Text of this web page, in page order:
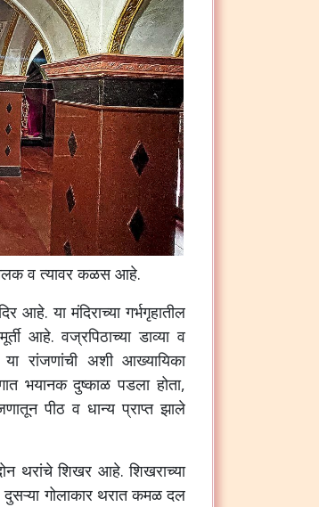
व त्यावर कळस आहे.
आहे.या मंदिराच्या गर्भगृहातील
मूर्ती आहे. वज्रपिठाच्या डाव्या व
या रांजणांची अशी आख्यायिका
भयानक दुष्काळ पडला होता,
पीठ व धान्य प्राप्त झाले
थरांचे शिखर आहे.शिखराच्या
दुसऱ्या गोलाकार थरात कमळ दल